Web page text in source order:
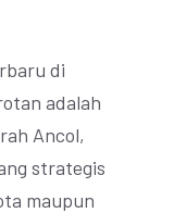
di
adalah
Ancol,
strategis
maupun